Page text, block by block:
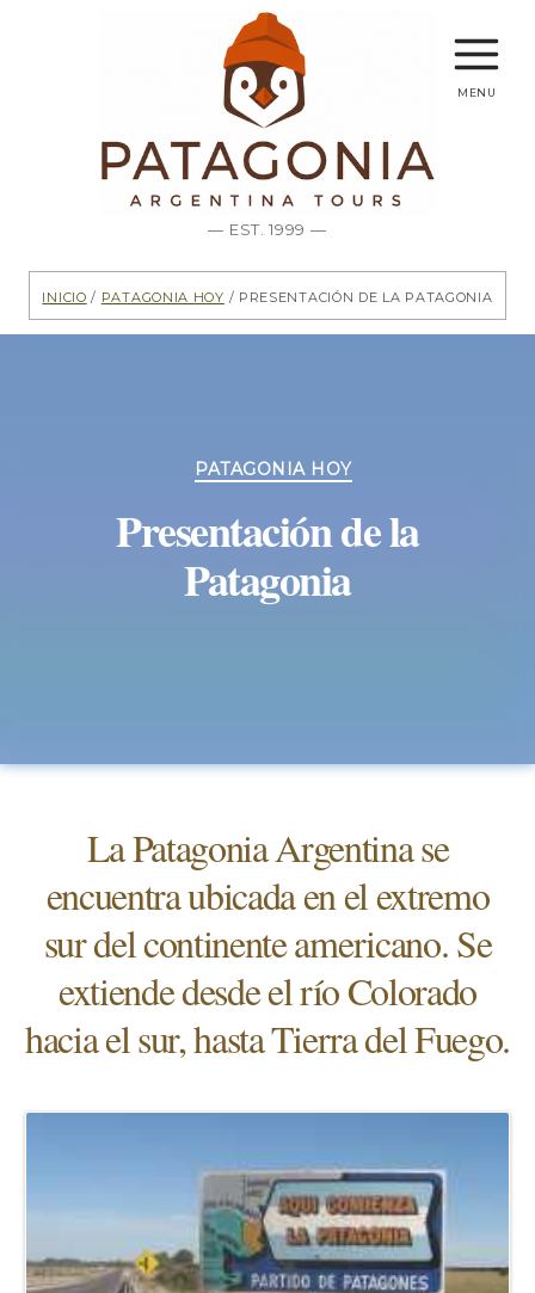
— EST. 1999 —
menu
Inicio / Patagonia hoy / Presentación de la Patagonia
Categorías
PATAGONIA HOY
Presentación de la
Patagonia
La Patagonia Argentina se
encuentra ubicada en el extremo
sur del continente americano. Se
extiende desde el río Colorado
hacia el sur, hasta Tierra del Fuego.